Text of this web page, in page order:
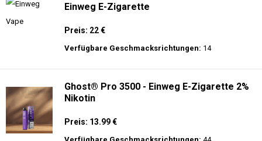
Einweg E-Zigarette
Preis: 22 €
Verfügbare Geschmacksrichtungen: 14
Ghost® Pro 3500 - Einweg E-Zigarette 2%
Nikotin
Preis: 13.99 €